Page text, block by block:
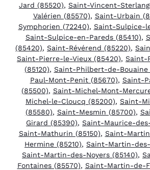
Jard (85520), Saint-Vincent-
Valérien (85570), Saint-Urbain
Symphorien (72240), Saint-Sulpice-
Saint-Sulpice-en-Pareds (85410),
(85420), Saint-Révérend (85220),
Saint-Pierre-le-Vieux (85420), Saint-
(85120), Saint-Philbert-de-Bouaine
Paul-Mont-Penit (85670), Saint-
(85500), Saint-Michel-Mont-
Michel-le-Cloucq (85200), Saint-
(85580), Saint-Mesmin (85700),
Girard (85390), Saint-Maurice-
Saint-Mathurin (85150), Saint-
Hermine (85210), Saint-Martin-des-
Saint-Martin-des-Noyers (85140),
Fontaines (85570), Saint-Martin-de-